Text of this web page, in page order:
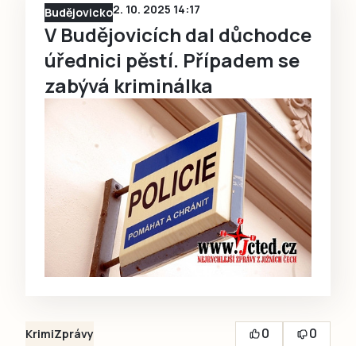
Budějovicko2. 10. 2025 14:17
V Budějovicích dal důchodce
úřednici pěstí. Případem se
zabývá kriminálka
KrimiZprávy 0
0